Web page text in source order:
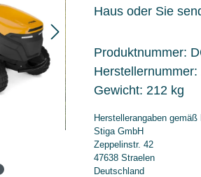
Haus oder Sie
Produktnummer:
Herstellernummer:
Gewicht: 212 kg
Herstellerangaben
Stiga GmbH
Zeppelinstr. 42
47638 Straelen
Deutschland